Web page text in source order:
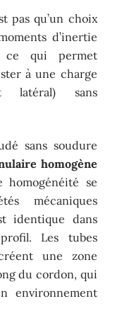
pas qu’un choix
d’inertie
ce qui permet
à une charge
latéral) sans
sans soudure
homogène
homogénéité se
mécaniques
identique dans
Les tubes
une zone
du cordon, qui
environnement